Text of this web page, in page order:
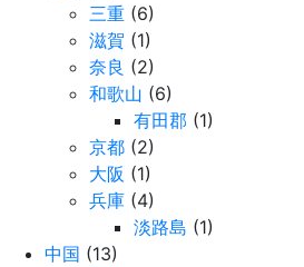
三重 (6)
滋賀 (1)
奈良 (2)
和歌山 (6)
有田郡 (1)
京都 (2)
大阪 (1)
兵庫 (4)
淡路島 (1)
中国 (13)